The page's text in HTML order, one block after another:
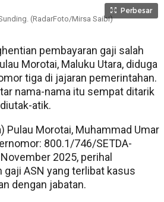
Perbesar
(RadarFoto/Mirsa Saibi)
pembayaran gaji salah
Morotai, Maluku Utara, diduga
tiga di jajaran pemerintahan.
nama-nama itu sempat ditarik
atik.
Pulau Morotai, Muhammad Umar
800.1/746/SETDA-
2025, perihal
ASN yang terlibat kasus
dengan jabatan.